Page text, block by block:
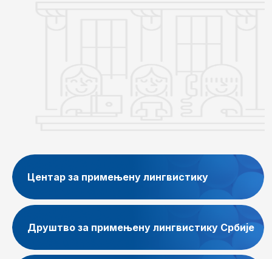
Центар за примењену лингвистику
Друштво за примењену лингвистику Србије